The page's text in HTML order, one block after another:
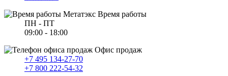
Время работы
ПН - ПТ
09:00 - 18:00
Офис продаж
+7 495 134-27-70
+7 800 222-54-32